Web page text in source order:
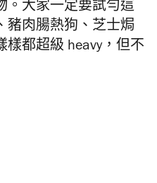
。大家一定要試勻這
豬肉腸熱狗、芝士焗
都超級 heavy，但不